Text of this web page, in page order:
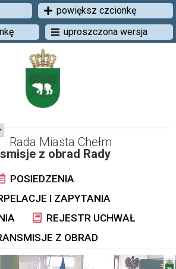
powiększ czcionkę
uproszczona wersja
Rada Miasta Chełm
z obrad Rady
POSIEDZENIA
I ZAPYTANIA
REJESTR UCHWAŁ
Z OBRAD